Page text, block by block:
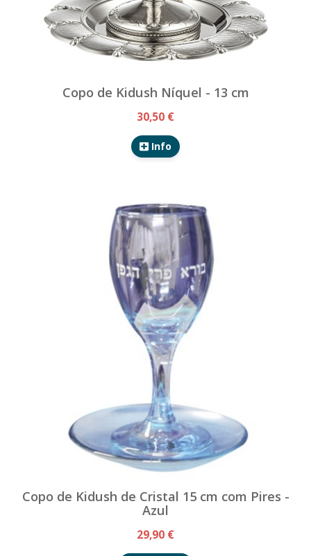
Copo de Kidush Níquel - 13 cm
30,50 €
Info
Copo de Kidush de Cristal 15 cm com Pires -
Azul
29,90 €